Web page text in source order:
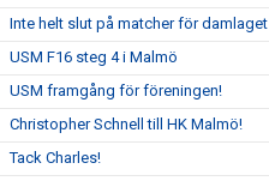
Inte helt slut på matcher för damlaget
USM F16 steg 4 i Malmö
USM framgång för föreningen!
Christopher Schnell till HK Malmö!
Tack Charles!